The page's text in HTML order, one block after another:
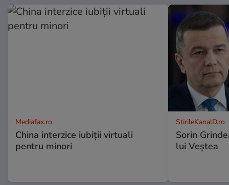
Mediafax.ro
China interzice iubiții virtuali
pentru minori
StirileKanalD.ro
Sorin
lui Veștea